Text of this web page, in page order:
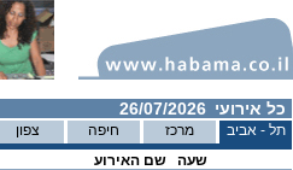
כל אירועי
צפון חיפה מרכז
תל - אביב
שם האירוע שעה